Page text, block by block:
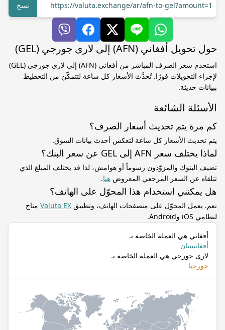
https://valuta.exchange/ar/afn-to-gel?amount=1
نسخ
حول تحويل أفغاني (AFN) إلى لارى جورجي (GEL)
استخدم سعر الصرف المباشر من أفغاني (AFN) إلى لارى جورجي (GEL)
لإجراء التحويلات فورًا. تُحدَّث الأسعار كل ساعة لتتمكّن من التخطيط
ببيانات حديثة.
الأسئلة الشائعة
كم مرة يتم تحديث أسعار الصرف؟
يتم تحديث الأسعار كل ساعة لتعكس أحدث بيانات السوق.
لماذا يختلف سعر AFN إلى GEL عن سعر البنك؟
تضيف البنوك والمزوّدون رسوماً أو هوامش، لذا قد يختلف المبلغ الذي
تتلقاه عن السعر المرجعي المعروض هنا.
هل يمكنني استخدام هذا المحوّل على الهاتف؟
نعم. يعمل المحوّل على متصفحات الهاتف، وتطبيق Valuta EX متاح
لنظامي iOS وAndroid.
أفغاني هي العملة الخاصة بـ
أفغانستان
لارى جورجي هي العملة الخاصة بـ
جورجيا